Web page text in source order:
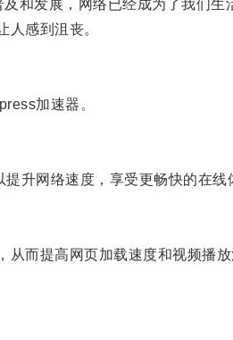
发展，网络已经成为了我们生
感到沮丧。
加速器。
网络速度，享受更畅快的在线
而提高网页加载速度和视频播放